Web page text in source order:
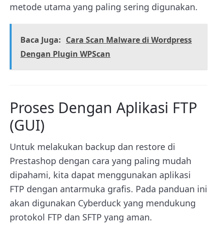
metode utama yang paling sering digunakan.
Baca Juga: Cara Scan Malware di Wordpress
Dengan Plugin WPScan
Proses Dengan Aplikasi FTP
(GUI)
Untuk melakukan backup dan restore di
Prestashop dengan cara yang paling mudah
dipahami, kita dapat menggunakan aplikasi
FTP dengan antarmuka grafis. Pada panduan ini
akan digunakan Cyberduck yang mendukung
protokol FTP dan SFTP yang aman.